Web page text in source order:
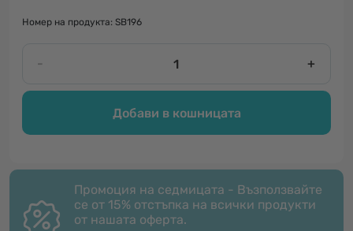
Номер на продукта: SB196
- +
Добави в кошницата
Промоция на седмицата - Възползвайте
се от 15% отстъпка на всички продукти
от нашата оферта.